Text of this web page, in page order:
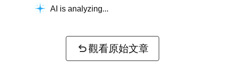
AI is analyzing...
觀看原始文章